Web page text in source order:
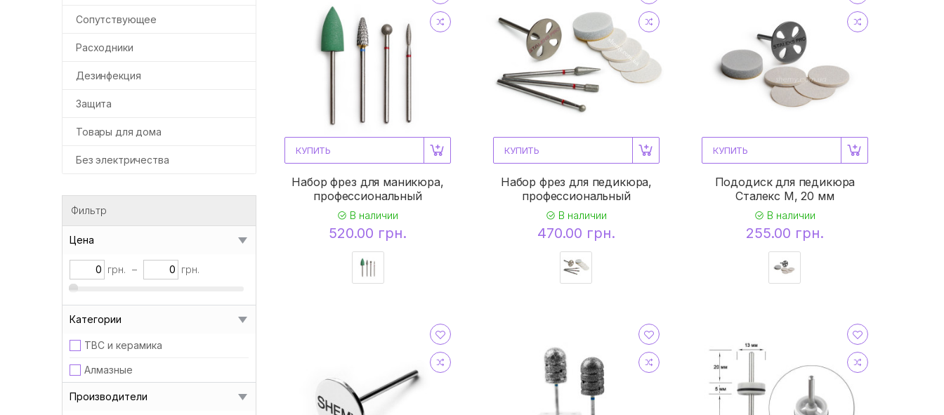
Сопутствующее
Расходники
Дезинфекция
Защита
Товары для дома
Без электричества
Фильтр
Цена
грн. – грн.
Категории
ТВС и керамика
Алмазные
Производители
КУПИТЬ
Набор фрез для маникюра,
профессиональный
В наличии
520.00 грн.
КУПИТЬ
Набор фрез для педикюра,
профессиональный
В наличии
470.00 грн.
КУПИТЬ
Пододиск для педикюра
Сталекс М, 20 мм
В наличии
255.00 грн.